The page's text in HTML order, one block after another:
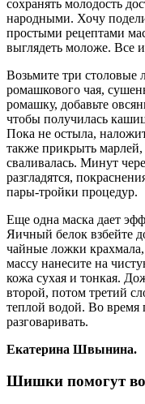
сохранять молодость
народными. Хочу
простыми рецептами
выглядеть моложе. Все
Возьмите три столовые
ромашкового чая,
ромашку, добавьте
чтобы получилась
Пока не остыла,
также прикрыть
сваливалась. Минут
разгладятся,
пары-тройки процедур.
Еще одна маска дает
Яичный белок взбейте
чайные ложки
массу нанесите на
кожа сухая и тонкая.
второй, потом третий
теплой водой. Во
разговаривать.
Екатерина Швынина.
Шишки помогут